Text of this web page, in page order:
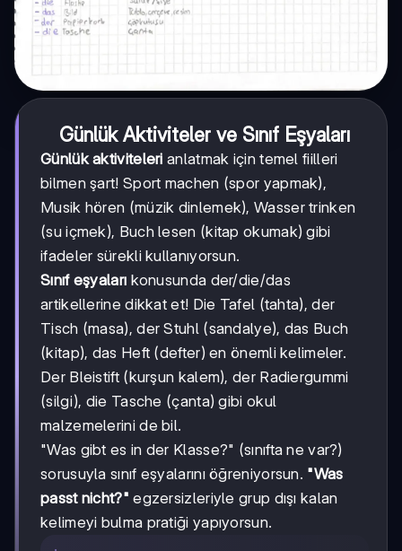
Günlük Aktiviteler ve Sınıf Eşyaları
Günlük aktiviteleri anlatmak için temel fiilleri
bilmen şart! Sport machen (spor yapmak),
Musik hören (müzik dinlemek), Wasser trinken
(su içmek), Buch lesen (kitap okumak) gibi
ifadeler sürekli kullanıyorsun.
Sınıf eşyaları konusunda der/die/das
artikellerine dikkat et! Die Tafel (tahta), der
Tisch (masa), der Stuhl (sandalye), das Buch
(kitap), das Heft (defter) en önemli kelimeler.
Der Bleistift (kurşun kalem), der Radiergummi
(silgi), die Tasche (çanta) gibi okul
malzemelerini de bil.
"Was gibt es in der Klasse?" (sınıfta ne var?)
sorusuyla sınıf eşyalarını öğreniyorsun. "Was
passt nicht?" egzersizleriyle grup dışı kalan
kelimeyi bulma pratiği yapıyorsun.